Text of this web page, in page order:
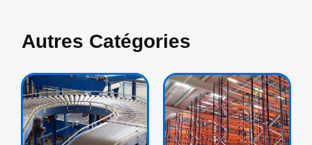
Autres Catégories